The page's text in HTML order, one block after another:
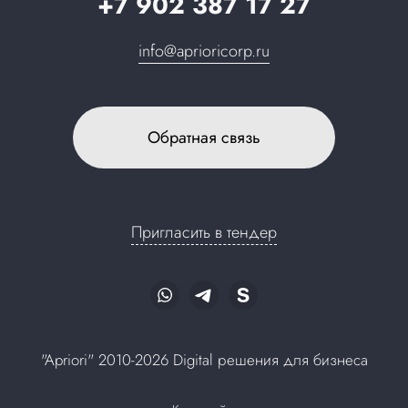
info@aprioricorp.ru
Обратная связь
Пригласить в тендер
"Apriori" 2010-2026 Digital решения для бизнеса